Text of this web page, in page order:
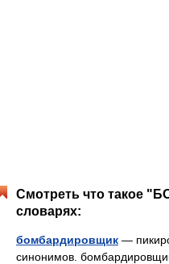
Смотреть что такое
словарях:
бомбардировщик —
синонимов.